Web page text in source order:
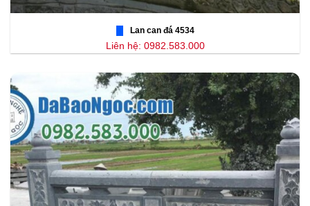
Lan can đá 4534
Liên hệ: 0982.583.000